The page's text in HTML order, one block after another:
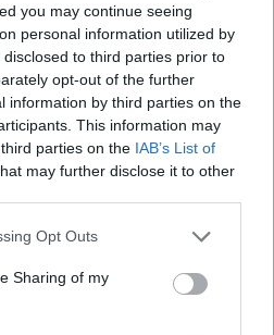
you may continue seeing
personal information utilized by
to third parties prior to
opt-out of the further
information by third parties on the
This information may
parties on the IAB’s List of
may further disclose it to other
Opt Outs
Sharing of my
Laisvalaikis
Rugpjūčio 6-ąją vardo
dieną švenčia